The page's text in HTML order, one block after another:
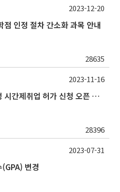
점 인정 절차 간소화 과목 안내
28635
2023-12-20
학생정보시스템 내 유학생 시간제취업 허가 신청 오픈 안내
28396
2023-11-16
변경
2023-07-31